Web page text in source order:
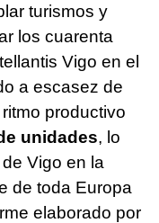
turismos y
los cuarenta
Vigo en el
a escasez de
productivo
unidades, lo
Vigo en la
de toda Europa
elaborado por